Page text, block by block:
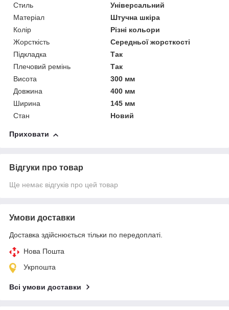
Стиль
Універсальний
Матеріал
Штучна шкіра
Колір
Різні кольори
Жорсткість
Середньої жорсткості
Підкладка
Так
Плечовий ремінь
Так
Висота
300 мм
Довжина
400 мм
Ширина
145 мм
Стан
Новий
Приховати
Відгуки про товар
Ще немає відгуків про цей товар
Умови доставки
Доставка здійснюється тільки по передоплаті.
Нова Пошта
Укрпошта
Всі умови доставки